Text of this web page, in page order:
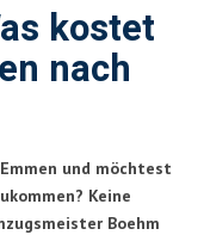
kostet
nach
und möchtest
Keine
Boehm